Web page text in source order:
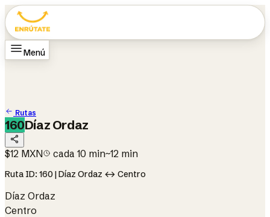
Menú
Rutas
160Díaz Ordaz
$12 MXN cada 10 min~12 min
Ruta ID: 160 | Díaz Ordaz ↔ Centro
Díaz Ordaz
Centro